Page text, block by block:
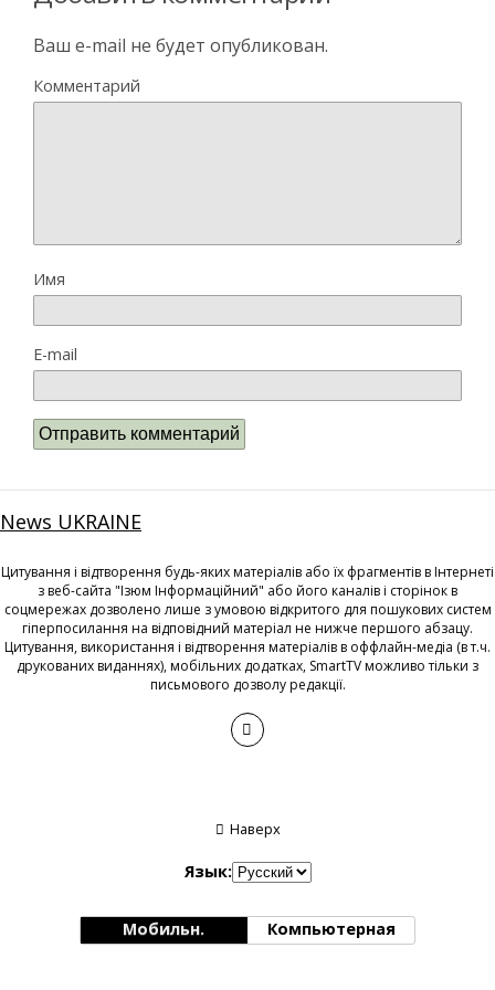
Ваш e-mail не будет опубликован.
Комментарий
Имя
E-mail
News UKRAINE
Цитування і відтворення будь-яких матеріалів або їх фрагментів в Інтернеті
з веб-сайта "Ізюм Інформаційний" або його каналів і сторінок в
соцмережах дозволено лише з умовою відкритого для пошукових систем
гіперпосилання на відповідний матеріал не нижче першого абзацу.
Цитування, використання і відтворення матеріалів в оффлайн-медіа (в т.ч.
друкованих виданнях), мобільних додатках, SmartTV можливо тільки з
письмового дозволу редакції.
Наверх
Язык:
Мобильн. Компьютерная